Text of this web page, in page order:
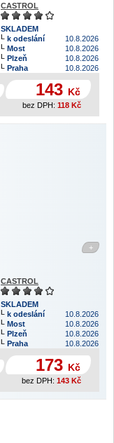
CASTROL
SKLADEM
k odeslání
10.8.2026
Most
10.8.2026
Plzeň
10.8.2026
Praha
10.8.2026
143 Kč
bez DPH: 118 Kč
+
CASTROL
SKLADEM
k odeslání
10.8.2026
Most
10.8.2026
Plzeň
10.8.2026
Praha
10.8.2026
173 Kč
bez DPH: 143 Kč